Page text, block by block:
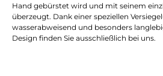
Hand gebürstet wird und mit seinem
überzeugt. Dank einer speziellen
wasserabweisend und besonders
Design finden Sie ausschließlich bei uns.